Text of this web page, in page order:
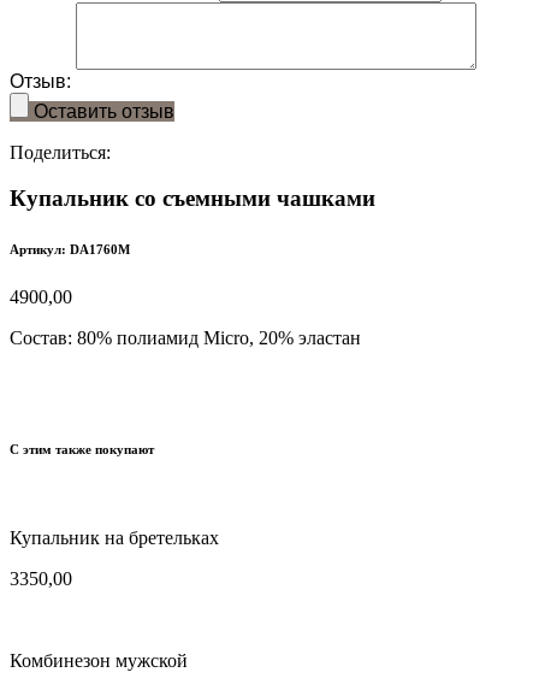
Отзыв:
Оставить отзыв
Поделиться:
Купальник со съемными чашками
Артикул: DA1760M
4900,00
Состав: 80% полиамид Micro, 20% эластан
С этим также покупают
Купальник на бретельках
3350,00
Комбинезон мужской